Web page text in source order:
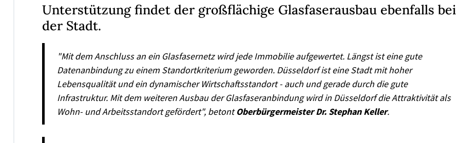
Unterstützung findet der großflächige Glasfaserausbau ebenfalls bei
der Stadt.
"Mit dem Anschluss an ein Glasfasernetz wird jede Immobilie aufgewertet. Längst ist eine gute
Datenanbindung zu einem Standortkriterium geworden. Düsseldorf ist eine Stadt mit hoher
Lebensqualität und ein dynamischer Wirtschaftsstandort - auch und gerade durch die gute
Infrastruktur. Mit dem weiteren Ausbau der Glasfaseranbindung wird in Düsseldorf die Attraktivität als
Wohn- und Arbeitsstandort gefördert", betontOberbürgermeister Dr. Stephan Keller.